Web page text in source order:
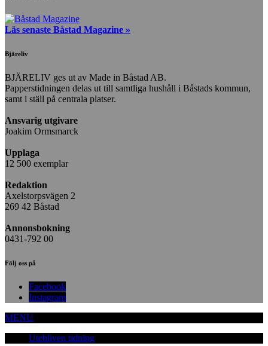
Läs senaste Båstad Magazine »
Bjäreliv
BJÄRELIV ges ut av Made in Båstad AB.
Papperstidningen delas ut till samtliga hushåll i Båstads kommun,
samt i ställ på centrala platser.
Ansvarig utgivare
Joakim Ormsmarck
Upplaga
12 500 exemplar
Redaktion
Axelstorpsvägen 2
269 42 Båstad
Annonsbokning
0431-792 00
Följ oss på
Facebook
Instagram
MENU
Utebliven tidning